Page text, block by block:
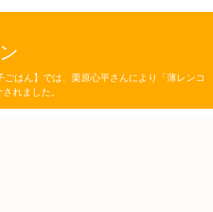
はん】では、栗原心平さんにより「薄レンコ
れました。